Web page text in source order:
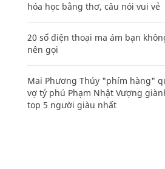
hóa học bằng thơ, câu nói vui vẻ
20 số điện thoại ma ám bạn
nên gọi
Mai Phương Thúy "phím hàng"
vợ tỷ phú Phạm Nhật Vượng
top 5 người giàu nhất